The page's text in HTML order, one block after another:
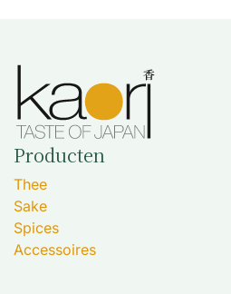
Producten
Thee
Sake
Spices
Accessoires